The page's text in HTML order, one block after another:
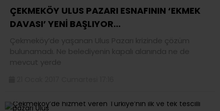
ÇEKMEKÖY ULUS PAZARI ESNAFININ ‘EKMEK
DAVASI’ YENİ BAŞLIYOR…
Çekmeköy’de yaşanan Ulus Pazarı krizinde çözüm
bulunamadı. Ne belediyenin kapalı alanında ne de
mevcut yerde